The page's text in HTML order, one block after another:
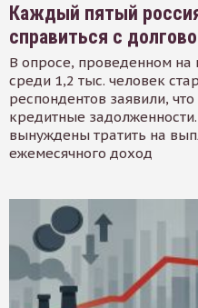
Каждый пятый
справиться с
В опросе, проведенном на
среди 1,2 тыс. человек
респондентов заявили,
кредитные
вынуждены тратить на
ежемесячного доход